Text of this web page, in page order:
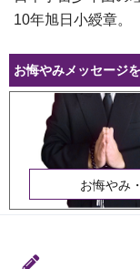
10年旭日小綬章。
お悔やみメッセージ
お悔やみ